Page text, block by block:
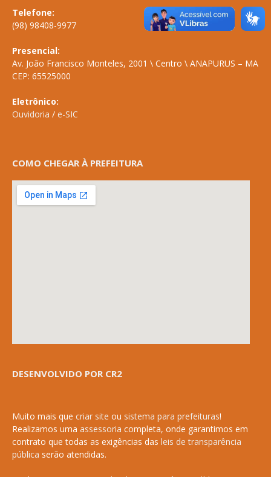
Telefone:
(98) 98408-9977
Presencial:
Av. João Francisco Monteles, 2001 \ Centro \ ANAPURUS – MA
CEP: 65525000
Eletrônico:
Ouvidoria / e-SIC
COMO CHEGAR À PREFEITURA
DESENVOLVIDO POR CR2
Muito mais que criar site ou sistema para prefeituras!
Realizamos uma assessoria completa, onde garantimos em
contrato que todas as exigências das leis de transparência
pública serão atendidas.